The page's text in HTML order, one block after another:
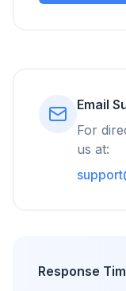
Email
For
us at:
Response
flyoobe